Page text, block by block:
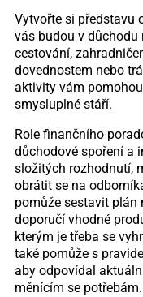
Vytvořte si představu
vás budou v
cestování,
dovednostem nebo
aktivity vám
smysluplné stáří.
Role finančního
důchodové spoření a
složitých rozhodnutí,
obrátit se na
pomůže sestavit plán
doporučí vhodné
kterým je třeba se
také pomůže s
aby odpovídal
měnícím se potřebám.